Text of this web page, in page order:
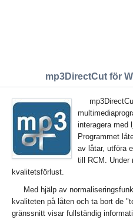
mp3DirectCut för
interagera med
Programmet
av låtar, utföra
till RCM. Under
kvalitetsförlust.
Med hjälp av
kvaliteten på låten och ta bort de
gränssnitt visar fullständig